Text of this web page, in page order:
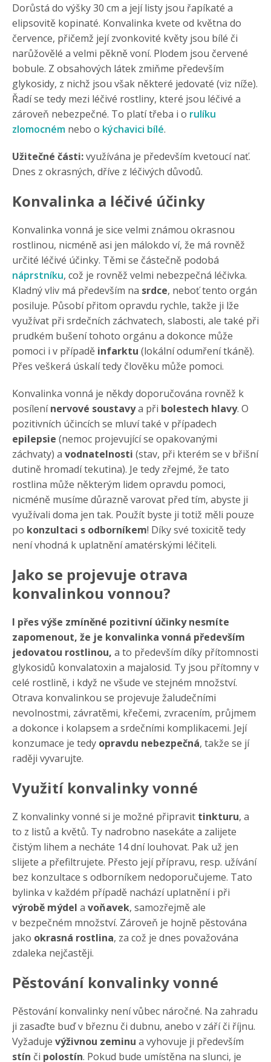
Dorůstá do výšky 30 cm a její listy jsou řapíkaté a
elipsovitě kopinaté. Konvalinka kvete od května do
července, přičemž její zvonkovité květy jsou bílé či
narůžovělé a velmi pěkně voní. Plodem jsou červené
bobule. Z obsahových látek zmiňme především
glykosidy, z nichž jsou však některé jedovaté (viz níže).
Řadí se tedy mezi léčivé rostliny, které jsou léčivé a
zároveň nebezpečné. To platí třeba i o rulíku
zlomocném nebo o kýchavici bílé.
Užitečné části:využívána je především kvetoucí nať.
Dnes z okrasných, dříve z léčivých důvodů.
Konvalinka a léčivé účinky
Konvalinka vonná je sice velmi známou okrasnou
rostlinou, nicméně asi jen málokdo ví, že má rovněž
určité léčivé účinky. Těmi se částečně podobá
náprstníku, což je rovněž velmi nebezpečná léčivka.
Kladný vliv má především na srdce, neboť tento orgán
posiluje. Působí přitom opravdu rychle, takže ji lže
využívat při srdečních záchvatech, slabosti, ale také při
prudkém bušení tohoto orgánu a dokonce může
pomoci i v případě infarktu (lokální odumření tkáně).
Přes veškerá úskalí tedy člověku může pomoci.
Konvalinka vonná je někdy doporučována rovněž k
posílenínervové soustavya při bolestech hlavy. O
pozitivních účincích se mluví také v případech
epilepsie (nemoc projevující se opakovanými
záchvaty) a vodnatelnosti (stav, při kterém se v břišní
dutině hromadí tekutina). Je tedy zřejmé, že tato
rostlina může některým lidem opravdu pomoci,
nicméně musíme důrazně varovat před tím, abyste ji
využívali doma jen tak. Použít byste ji totiž měli pouze
po konzultaci s odborníkem! Díky své toxicitě tedy
není vhodná k uplatnění amatérskými léčiteli.
Jako se projevuje otrava
konvalinkou vonnou?
I přes výše zmíněné pozitivní účinky nesmíte
zapomenout, že je konvalinka vonná především
jedovatou rostlinou, a to především díky přítomnosti
glykosidů konvalatoxin a majalosid. Ty jsou přítomny v
celé rostlině, i když ne všude ve stejném množství.
Otrava konvalinkou se projevuje žaludečními
nevolnostmi, závratěmi, křečemi, zvracením, průjmem
a dokonce i kolapsem a srdečními komplikacemi. Její
konzumace je tedy opravdu nebezpečná, takže se jí
raději vyvarujte.
Využití konvalinky vonné
Z konvalinky vonné si je možné připravit tinkturu, a
to z listů a květů. Ty nadrobno nasekáte a zalijete
čistým lihem a necháte 14 dní louhovat. Pak už jen
slijete a přefiltrujete. Přesto její přípravu, resp. užívání
bez konzultace s odborníkem nedoporučujeme. Tato
bylinka v každém případě nachází uplatnění i při
výrobě mýdel a voňavek, samozřejmě ale
v bezpečném množství. Zároveň je hojně pěstována
jako okrasná rostlina, za což je dnes považována
zdaleka nejčastěji.
Pěstování konvalinky vonné
Pěstování konvalinky není vůbec náročné. Na zahradu
ji zasaďte buď v březnu či dubnu, anebo v září či říjnu.
Vyžaduje výživnou zeminu a vyhovuje ji především
stín či polostín. Pokud bude umístěna na slunci, je